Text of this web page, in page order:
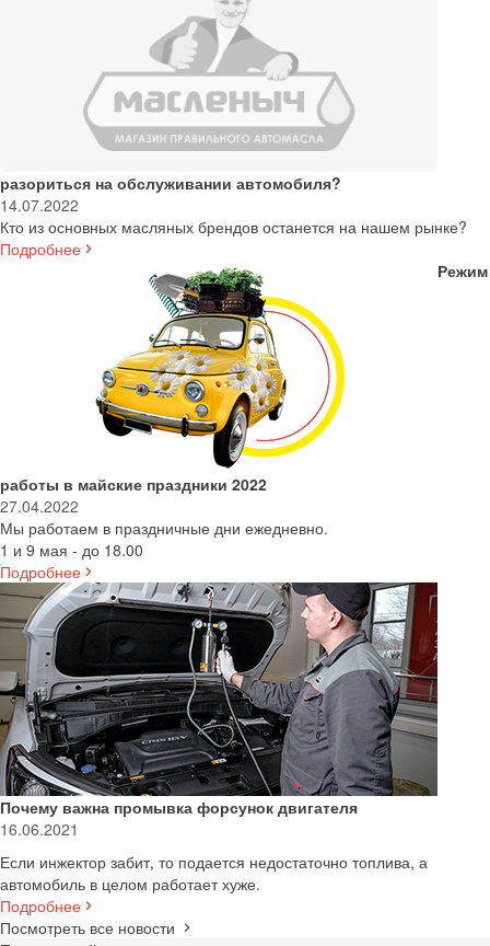
разориться на обслуживании автомобиля?
14.07.2022
Кто из основных масляных брендов останется на нашем рынке?
Подробнее
Режим
работы в майские праздники 2022
27.04.2022
Мы работаем в праздничные дни ежедневно.
1 и 9 мая - до 18.00
Подробнее
Почему важна промывка форсунок двигателя
16.06.2021
Если инжектор забит, то подается недостаточно топлива, а
автомобиль в целом работает хуже.
Подробнее
Посмотреть все новости